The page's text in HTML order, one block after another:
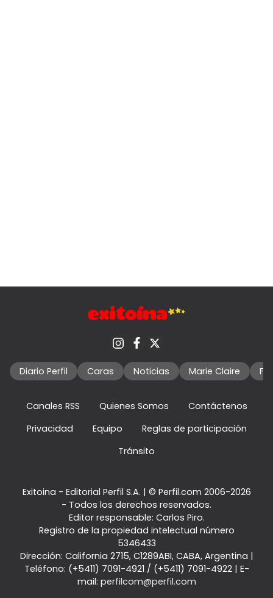
Diario Perfil Caras Noticias Marie Claire
Canales RSS Quienes Somos
Contáctenos
Privacidad
Equipo
Reglas de participación
Tránsito
Exitoina - Editorial Perfil S.A. | © Perfil.com 2006-2026
- Todos los derechos reservados.
Editor responsable: Carlos Piro.
Registro de la propiedad intelectual número
5346433
Dirección: California 2715, C1289ABI, CABA, Argentina |
Teléfono: (+5411) 7091-4921 / (+5411) 7091-4922| E-
mail: perfilcom@perfil.com